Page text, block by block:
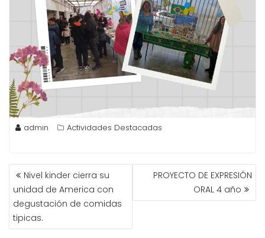
admin Actividades Destacadas
NAVEGACIÓN
DE
ENTRADAS
Nivel kinder cierra su
unidad de America con
degustación de comidas
tipicas.
PROYECTO DE EXPRESIÓN
ORAL 4 año